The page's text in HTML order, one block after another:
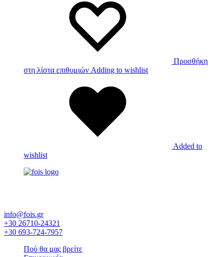
Προσθήκη
στη λίστα επιθυμιών Adding to wishlist
Added to
wishlist
info@fois.gr
+30 26710-24321
+30 693-724-7957
Πού θα μας βρείτε